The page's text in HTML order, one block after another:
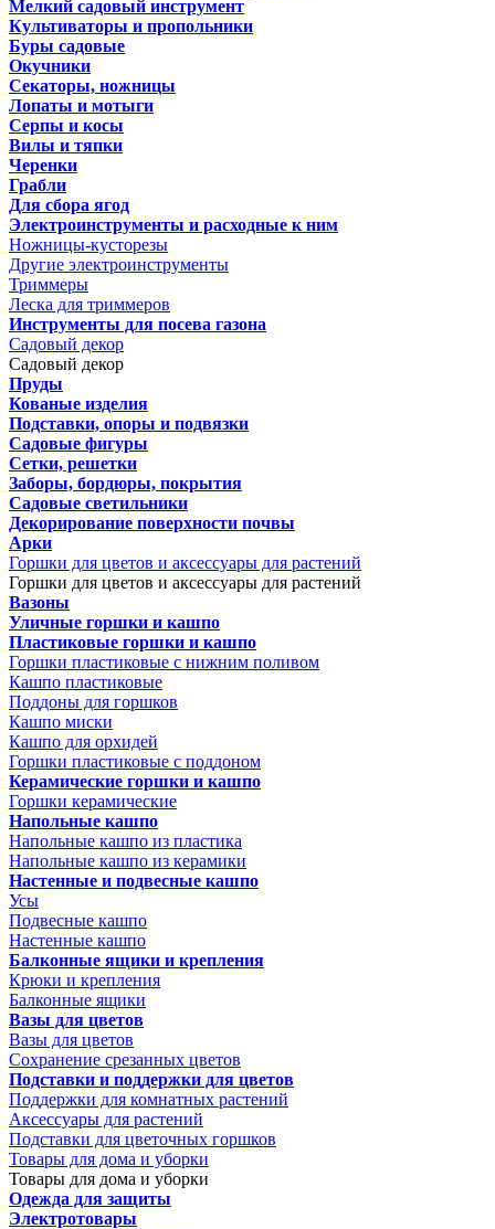
Мелкий садовый инструмент
Культиваторы и пропольники
Буры садовые
Окучники
Секаторы, ножницы
Лопаты и мотыги
Серпы и косы
Вилы и тяпки
Черенки
Грабли
Для сбора ягод
Электроинструменты и расходные к ним
Ножницы-кусторезы
Другие электроинструменты
Триммеры
Леска для триммеров
Инструменты для посева газона
Садовый декор
Садовый декор
Пруды
Кованые изделия
Подставки, опоры и подвязки
Садовые фигуры
Сетки, решетки
Заборы, бордюры, покрытия
Садовые светильники
Декорирование поверхности почвы
Арки
Горшки для цветов и аксессуары для растений
Горшки для цветов и аксессуары для растений
Вазоны
Уличные горшки и кашпо
Пластиковые горшки и кашпо
Горшки пластиковые с нижним поливом
Кашпо пластиковые
Поддоны для горшков
Кашпо миски
Кашпо для орхидей
Горшки пластиковые с поддоном
Керамические горшки и кашпо
Горшки керамические
Напольные кашпо
Напольные кашпо из пластика
Напольные кашпо из керамики
Настенные и подвесные кашпо
Усы
Подвесные кашпо
Настенные кашпо
Балконные ящики и крепления
Крюки и крепления
Балконные ящики
Вазы для цветов
Вазы для цветов
Сохранение срезанных цветов
Подставки и поддержки для цветов
Поддержки для комнатных растений
Аксессуары для растений
Подставки для цветочных горшков
Товары для дома и уборки
Товары для дома и уборки
Одежда для защиты
Электротовары